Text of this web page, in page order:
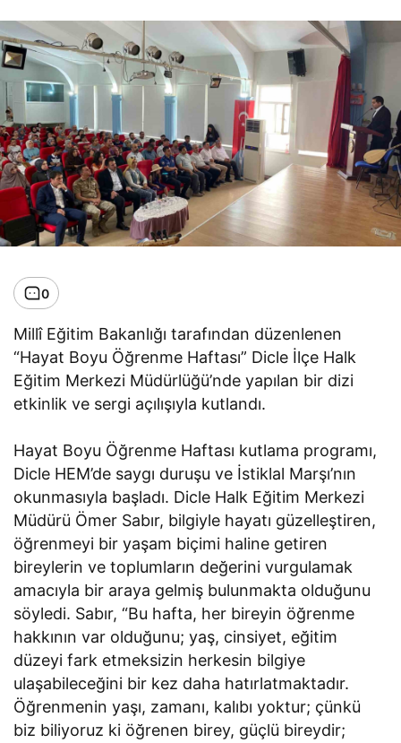
0
Millî Eğitim Bakanlığı tarafından düzenlenen
“Hayat Boyu Öğrenme Haftası” Dicle İlçe Halk
Eğitim Merkezi Müdürlüğü’nde yapılan bir dizi
etkinlik ve sergi açılışıyla kutlandı.
Hayat Boyu Öğrenme Haftası kutlama programı,
Dicle HEM’de saygı duruşu ve İstiklal Marşı’nın
okunmasıyla başladı. Dicle Halk Eğitim Merkezi
Müdürü Ömer Sabır, bilgiyle hayatı güzelleştiren,
öğrenmeyi bir yaşam biçimi haline getiren
bireylerin ve toplumların değerini vurgulamak
amacıyla bir araya gelmiş bulunmakta olduğunu
söyledi. Sabır, “Bu hafta, her bireyin öğrenme
hakkının var olduğunu; yaş, cinsiyet, eğitim
düzeyi fark etmeksizin herkesin bilgiye
ulaşabileceğini bir kez daha hatırlatmaktadır.
Öğrenmenin yaşı, zamanı, kalıbı yoktur; çünkü
biz biliyoruz ki öğrenen birey, güçlü bireydir;